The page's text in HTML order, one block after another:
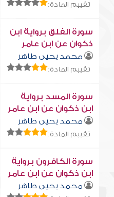
تقييم المادة:
سورة الفلق برواية ابن
ذكوان عن ابن عامر
محمد يحيى طاهر
تقييم المادة:
سورة المسد برواية
ابن ذكوان عن ابن عامر
محمد يحيى طاهر
تقييم المادة:
سورة الكافرون برواية
ابن ذكوان عن ابن عامر
محمد يحيى طاهر